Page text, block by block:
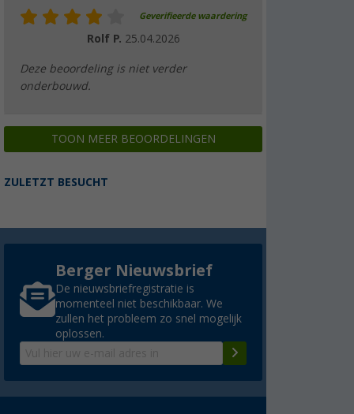
Geverifieerde waardering
Rolf P. 25.04.2026
Deze beoordeling is niet verder
onderbouwd.
TOON MEER BEOORDELINGEN
ZULETZT BESUCHT
Berger Nieuwsbrief
De nieuwsbriefregistratie is
momenteel niet beschikbaar. We
zullen het probleem zo snel mogelijk
oplossen.